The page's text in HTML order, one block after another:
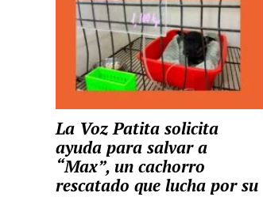
La Voz Patita solicita
ayuda para salvar a
“Max”, un cachorro
rescatado que lucha por su